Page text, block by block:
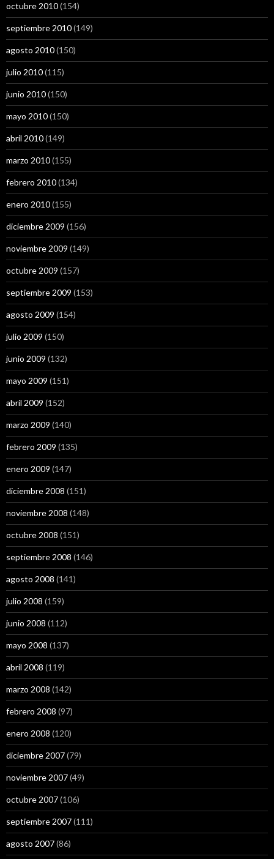
octubre 2010(154)
septiembre 2010(149)
agosto 2010(150)
julio 2010(115)
junio 2010(150)
mayo 2010(150)
abril 2010(149)
marzo 2010(155)
febrero 2010(134)
enero 2010(155)
diciembre 2009 (156)
noviembre 2009 (149)
octubre 2009 (157)
septiembre 2009 (153)
agosto 2009 (154)
julio 2009 (150)
junio 2009 (132)
mayo 2009 (151)
abril 2009 (152)
marzo 2009 (140)
febrero 2009 (135)
enero 2009 (147)
diciembre 2008 (151)
noviembre 2008 (148)
octubre 2008 (151)
septiembre 2008 (146)
agosto 2008 (141)
julio 2008 (159)
junio 2008 (112)
mayo 2008 (137)
abril 2008 (119)
marzo 2008 (142)
febrero 2008 (97)
enero 2008 (120)
diciembre 2007(79)
noviembre 2007(49)
octubre 2007(106)
septiembre 2007(111)
agosto 2007(86)